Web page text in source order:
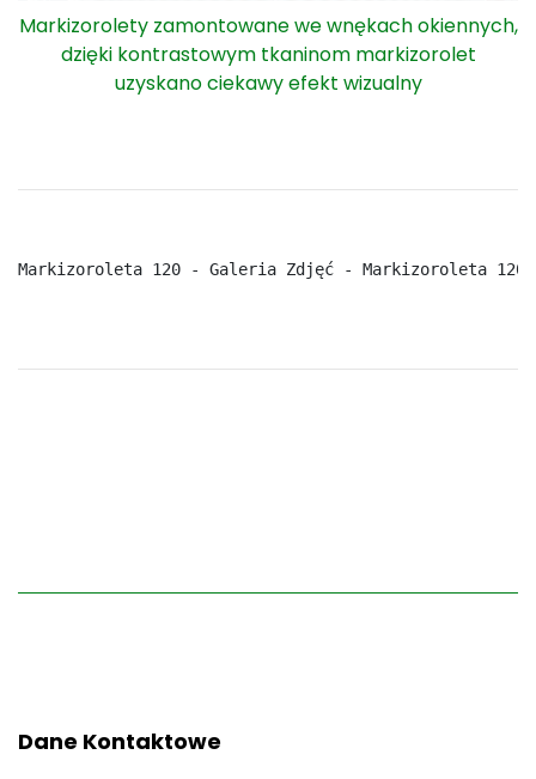
Markizorolety zamontowane we wnękach okiennych,
dzięki kontrastowym tkaninom markizorolet
uzyskano ciekawy efekt wizualny
Markizoroleta 120 - Galeria Zdjęć - Markizoroleta 120
Dane Kontaktowe